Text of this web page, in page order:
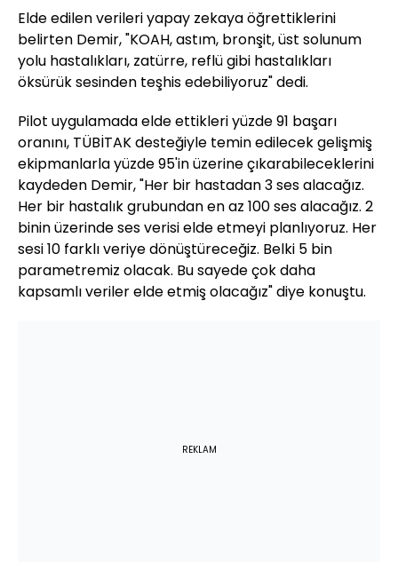
Elde edilen verileri yapay zekaya öğrettiklerini
belirten Demir, "KOAH, astım, bronşit, üst solunum
yolu hastalıkları, zatürre, reflü gibi hastalıkları
öksürük sesinden teşhis edebiliyoruz" dedi.
Pilot uygulamada elde ettikleri yüzde 91 başarı
oranını, TÜBİTAK desteğiyle temin edilecek gelişmiş
ekipmanlarla yüzde 95'in üzerine çıkarabileceklerini
kaydeden Demir, "Her bir hastadan 3 ses alacağız.
Her bir hastalık grubundan en az 100 ses alacağız. 2
binin üzerinde ses verisi elde etmeyi planlıyoruz. Her
sesi 10 farklı veriye dönüştüreceğiz. Belki 5 bin
parametremiz olacak. Bu sayede çok daha
kapsamlı veriler elde etmiş olacağız" diye konuştu.
REKLAM